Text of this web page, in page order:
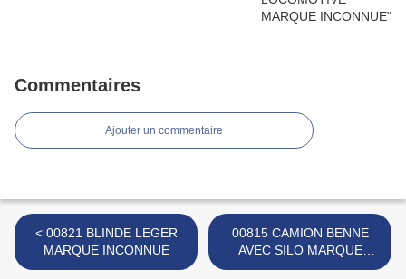
Commentaires
Ajouter un commentaire
< 00821 BLINDE LEGER
MARQUE INCONNUE
00815 CAMION BENNE
AVEC SILO MARQUE
NIAGARA >